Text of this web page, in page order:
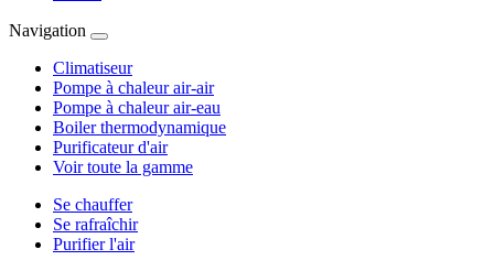
Navigation
Climatiseur
Pompe à chaleur air-air
Pompe à chaleur air-eau
Boiler thermodynamique
Purificateur d'air
Voir toute la gamme
Se chauffer
Se rafraîchir
Purifier l'air